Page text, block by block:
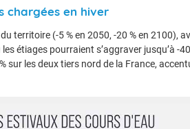
chargées en hiver
territoire (-5 % en 2050, -20 % en 2100),
étiages pourraient s’aggraver jusqu’à -40
sur les deux tiers nord de la France,